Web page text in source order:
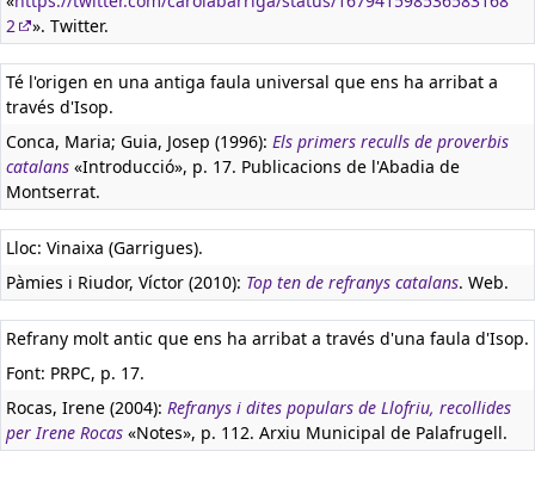
2
». Twitter.
Té l'origen en una antiga faula universal que ens ha arribat a
través d'Isop.
Conca, Maria; Guia, Josep (1996): Els primers reculls de proverbis
catalans «Introducció», p. 17. Publicacions de l'Abadia de
Montserrat.
Lloc: Vinaixa (Garrigues).
Pàmies i Riudor, Víctor (2010): Top ten de refranys catalans. Web.
Refrany molt antic que ens ha arribat a través d'una faula d'Isop.
Font: PRPC, p. 17.
Rocas, Irene (2004): Refranys i dites populars de Llofriu, recollides
per Irene Rocas «Notes», p. 112. Arxiu Municipal de Palafrugell.